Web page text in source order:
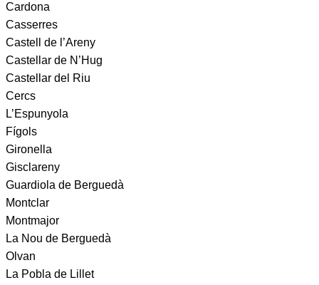
Cardona
Casserres
Castell de l’Areny
Castellar de N’Hug
Castellar del Riu
Cercs
L’Espunyola
Fígols
Gironella
Gisclareny
Guardiola de Berguedà
Montclar
Montmajor
La Nou de Berguedà
Olvan
La Pobla de Lillet